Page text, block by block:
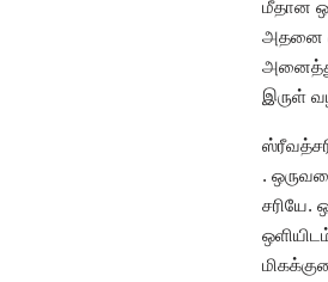
மீதான
அதனை
இருள்
.
சரியே.